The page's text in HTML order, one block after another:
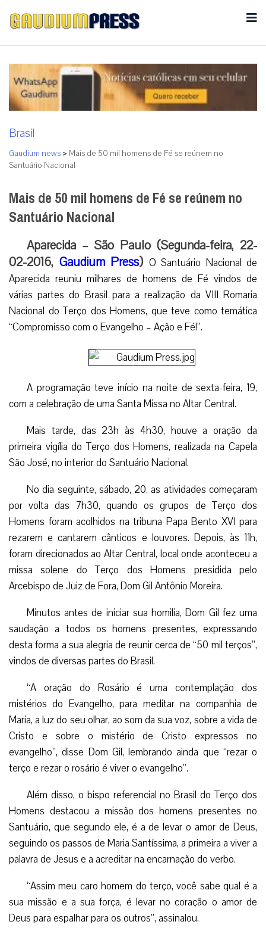
Brasil
Gaudium news > Mais de 50 mil homens de Fé se reúnem no
Santuário Nacional
Mais de 50 mil homens de Fé se reúnem no
Santuário Nacional
Aparecida – São Paulo (Segunda-feira, 22-
02-2016, Gaudium Press) O Santuário Nacional de
Aparecida reuniu milhares de homens de Fé vindos de
várias partes do Brasil para a realização da VIII Romaria
Nacional do Terço dos Homens, que teve como temática
“Compromisso com o Evangelho – Ação e Fé!”.
A programação teve início na noite de sexta-feira, 19,
com a celebração de uma Santa Missa no Altar Central.
Mais tarde, das 23h às 4h30, houve a oração da
primeira vigília do Terço dos Homens, realizada na Capela
São José, no interior do Santuário Nacional.
No dia seguinte, sábado, 20, as atividades começaram
por volta das 7h30, quando os grupos de Terço dos
Homens foram acolhidos na tribuna Papa Bento XVI para
rezarem e cantarem cânticos e louvores. Depois, às 11h,
foram direcionados ao Altar Central, local onde aconteceu a
missa solene do Terço dos Homens presidida pelo
Arcebispo de Juiz de Fora, Dom Gil Antônio Moreira.
Minutos antes de iniciar sua homilia, Dom Gil fez uma
saudação a todos os homens presentes, expressando
desta forma a sua alegria de reunir cerca de “50 mil terços”,
vindos de diversas partes do Brasil.
“A oração do Rosário é uma contemplação dos
mistérios do Evangelho, para meditar na companhia de
Maria, a luz do seu olhar, ao som da sua voz, sobre a vida de
Cristo e sobre o mistério de Cristo expressos no
evangelho”, disse Dom Gil, lembrando ainda que “rezar o
terço e rezar o rosário é viver o evangelho”.
Além disso, o bispo referencial no Brasil do Terço dos
Homens destacou a missão dos homens presentes no
Santuário, que segundo ele, é a de levar o amor de Deus,
seguindo os passos de Maria Santíssima, a primeira a viver a
palavra de Jesus e a acreditar na encarnação do verbo.
“Assim meu caro homem do terço, você sabe qual é a
sua missão e a sua força, é levar no coração o amor de
Deus para espalhar para os outros”, assinalou.